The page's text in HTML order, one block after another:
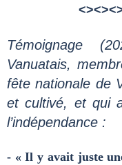
Témoignage
Vanuatais,
fête nationale de
et cultivé, et qui
l’indépendance :
- « Il y avait juste